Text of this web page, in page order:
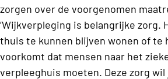
zorgen over de voorgenomen
‘Wijkverpleging is belangrijke zorg.
thuis te kunnen blijven wonen of te
voorkomt dat mensen naar het
verpleeghuis moeten. Deze zorg wil